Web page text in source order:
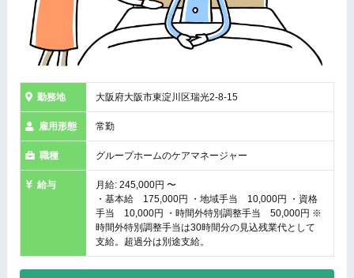
勤務地 大阪府大阪市東淀川区瑞光2-8-15
雇用形態 常勤
職種 グループホームのケアマネージャー
給与
月給: 245,000円 〜
・基本給 175,000円 ・地域手当 10,000円 ・資格
手当 10,000円 ・時間外特別調整手当 50,000円 ※
時間外特別調整手当は30時間分の見込残業代として
支給。超過分は別途支給。